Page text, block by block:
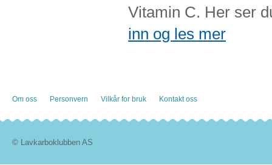
Vitamin C. Her ser
inn og les mer
Om oss Personvern Vilkår for bruk Kontakt oss
© Lavkarboklubben AS